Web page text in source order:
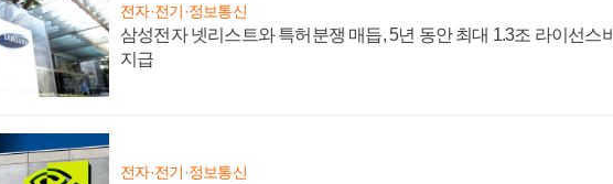
전자·전기·정보통신
삼성전자 넷리스트와 특허분쟁 매듭, 5년 동안 최대 1.3조 라이선스비
지급
전자·전기·정보통신